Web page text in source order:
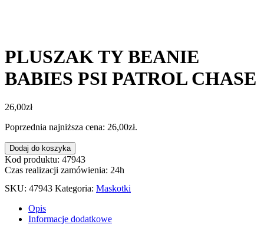
PLUSZAK TY BEANIE
BABIES PSI PATROL CHASE
26,00zł
Poprzednia najniższa cena: 26,00zł.
ilość
PLUSZAK
TY
BABIES
PATROL
CHASE
Dodaj do koszyka
Kod produktu: 47943
Czas realizacji zamówienia: 24h
SKU: 47943 Kategoria: Maskotki
Opis
Informacje dodatkowe